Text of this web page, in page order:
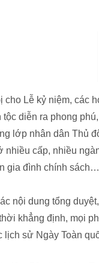
Lễ kỷ niệm, các
tộc diễn ra phong
lớp nhân dân Thủ
nhiều cấp, nhiều
gia đình chính sách…
nội dung tổng
khẳng định, mọi
sử Ngày Toàn